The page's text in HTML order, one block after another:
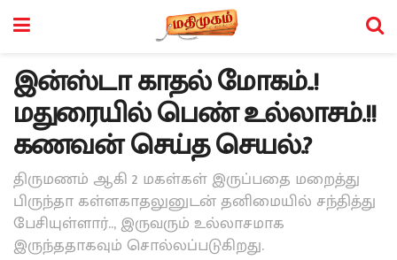
இன்ஸ்டா காதல் மோகம்..!
மதுரையில் பெண் உல்லாசம்.!!
கணவன் செய்த செயல்.?
திருமணம் ஆகி 2 மகள்கள் இருப்பதை மறைத்து
பிருந்தா கள்ளகாதலுனுடன் தனிமையில் சந்தித்து
பேசியுள்ளார்.., இருவரும் உல்லாசமாக
இருந்ததாகவும் சொல்லப்படுகிறது.